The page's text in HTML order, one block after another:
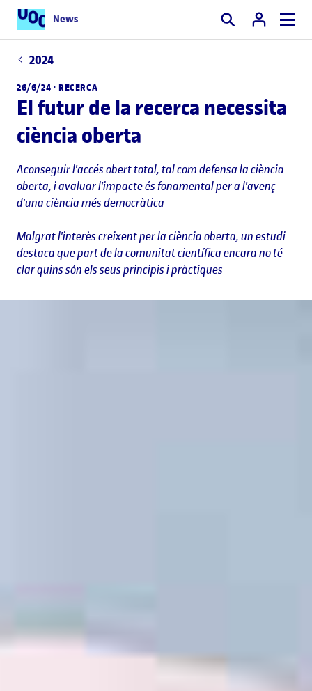
News Cercar
2024
26/6/24 · RECERCA
El futur de la recerca necessita
ciència oberta
Aconseguir l'accés obert total, tal com defensa la ciència
oberta, i avaluar l'impacte és fonamental per a l'avenç
d'una ciència més democràtica
Malgrat l'interès creixent per la ciència oberta, un estudi
destaca que part de la comunitat científica encara no té
clar quins són els seus principis i pràctiques